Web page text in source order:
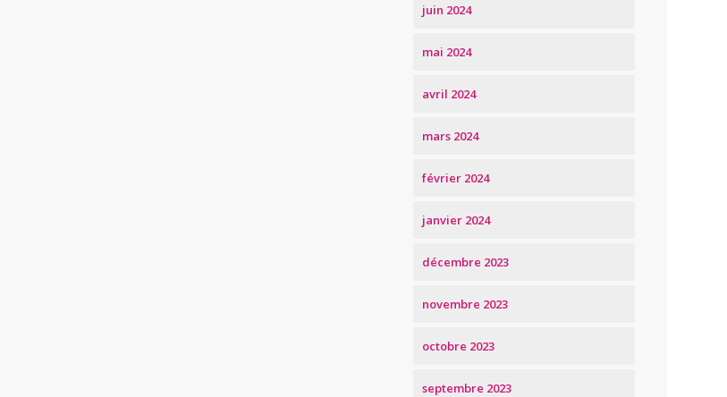
juin 2024
mai 2024
avril 2024
mars 2024
février 2024
janvier 2024
décembre 2023
novembre 2023
octobre 2023
septembre 2023